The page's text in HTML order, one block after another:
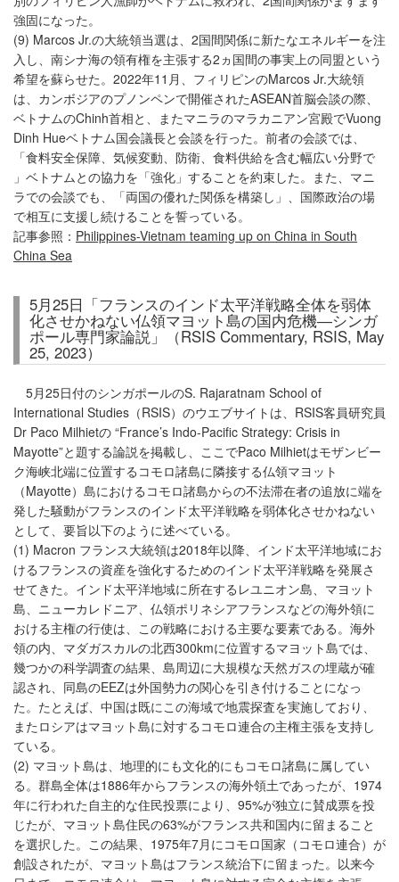
強固になった。
(9) Marcos Jr.の大統領当選は、2国間関係に新たなエネルギーを注
入し、南シナ海の領有権を主張する2ヵ国間の事実上の同盟という
希望を蘇らせた。2022年11月、フィリピンのMarcos Jr.大統領
は、カンボジアのプノンペンで開催されたASEAN首脳会談の際、
ベトナムのChinh首相と、またマニラのマラカニアン宮殿でVuong
Dinh Hueベトナム国会議長と会談を行った。前者の会談では、
「食料安全保障、気候変動、防衛、食料供給を含む幅広い分野で
」ベトナムとの協力を「強化」することを約束した。また、マニ
ラでの会談でも、「両国の優れた関係を構築し」、国際政治の場
で相互に支援し続けることを誓っている。
記事参照： Philippines-Vietnam teaming up on China in South
China Sea
5月25日「フランスのインド太平洋戦略全体を弱体
化させかねない仏領マヨット島の国内危機―シンガ
ポール専門家論説」（RSIS Commentary, RSIS, May
25, 2023）
5月25日付のシンガポールのS. Rajaratnam School of
International Studies（RSIS）のウエブサイトは、RSIS客員研究員
Dr Paco Milhietの “France’s Indo-Pacific Strategy: Crisis in
Mayotte”と題する論説を掲載し、ここでPaco Milhietはモザンビー
ク海峡北端に位置するコモロ諸島に隣接する仏領マヨット
（Mayotte）島におけるコモロ諸島からの不法滞在者の追放に端を
発した騒動がフランスのインド太平洋戦略を弱体化させかねない
として、要旨以下のように述べている。
(1) Macron フランス大統領は2018年以降、インド太平洋地域にお
けるフランスの資産を強化するためのインド太平洋戦略を発展さ
せてきた。インド太平洋地域に所在するレユニオン島、マヨット
島、ニューカレドニア、仏領ポリネシアフランスなどの海外領に
おける主権の行使は、この戦略における主要な要素である。海外
領の内、マダガスカルの北西300kmに位置するマヨット島では、
幾つかの科学調査の結果、島周辺に大規模な天然ガスの埋蔵が確
認され、同島のEEZは外国勢力の関心を引き付けることになっ
た。たとえば、中国は既にこの海域で地震探査を実施しており、
またロシアはマヨット島に対するコモロ連合の主権主張を支持し
ている。
(2) マヨット島は、地理的にも文化的にもコモロ諸島に属してい
る。群島全体は1886年からフランスの海外領土であったが、1974
年に行われた自主的な住民投票により、95%が独立に賛成票を投
じたが、マヨット島住民の63%がフランス共和国内に留まること
を選択した。この結果、1975年7月にコモロ国家（コモロ連合）が
創設されたが、マヨット島はフランス統治下に留まった。以来今